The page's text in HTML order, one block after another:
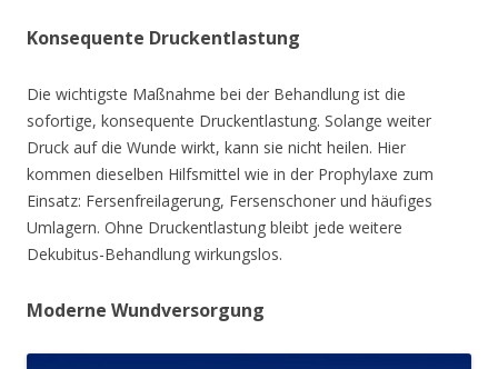
Konsequente Druckentlastung
Die wichtigste Maßnahme bei der Behandlung ist die
sofortige, konsequente Druckentlastung. Solange weiter
Druck auf die Wunde wirkt, kann sie nicht heilen. Hier
kommen dieselben Hilfsmittel wie in der Prophylaxe zum
Einsatz: Fersenfreilagerung, Fersenschoner und häufiges
Umlagern. Ohne Druckentlastung bleibt jede weitere
Dekubitus-Behandlung wirkungslos.
Moderne Wundversorgung